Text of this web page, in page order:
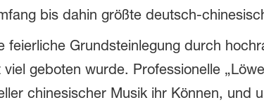
bis dahin größte deutsch-
Grundsteinlegung durch
geboten wurde. Professionelle
chinesischer Musik ihr Können, und